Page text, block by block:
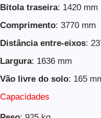
Bitola traseira: 1420 mm
Comprimento: 3770 mm
Distância entre-eixos:
Largura: 1636 mm
Vão livre do solo: 165
Capacidades